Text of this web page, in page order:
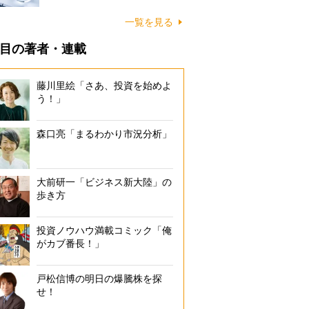
一覧を見る
の著者・連載
藤川里絵「さあ、投資を始めよ
う！」
森口亮「まるわかり市況分析」
大前研一「ビジネス新大陸」の
歩き方
投資ノウハウ満載コミック「俺
がカブ番長！」
戸松信博の明日の爆騰株を探
せ！